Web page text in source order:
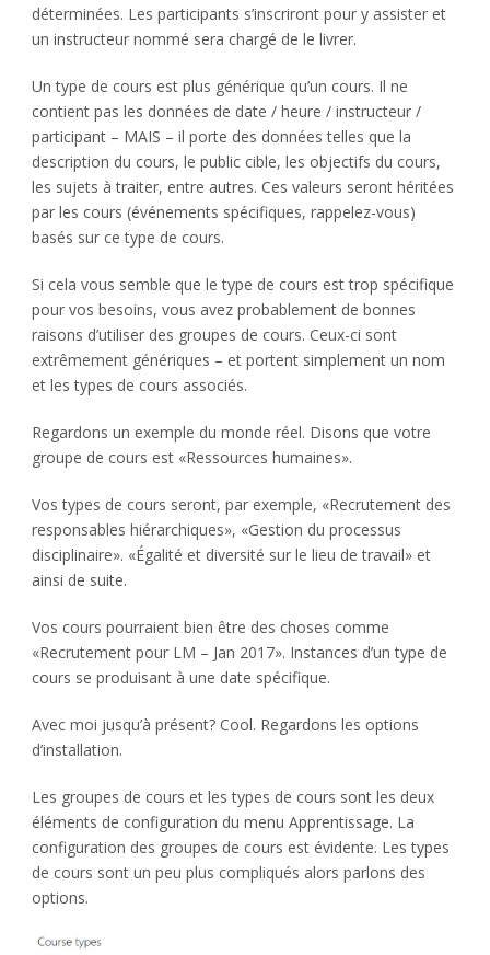
déterminées. Les participants s’inscriront pour y assister et
un instructeur nommé sera chargé de le livrer.
Un type de cours est plus générique qu’un cours. Il ne
contient pas les données de date / heure / instructeur /
participant – MAIS – il porte des données telles que la
description du cours, le public cible, les objectifs du cours,
les sujets à traiter, entre autres. Ces valeurs seront héritées
par les cours (événements spécifiques, rappelez-vous)
basés sur ce type de cours.
Si cela vous semble que le type de cours est trop spécifique
pour vos besoins, vous avez probablement de bonnes
raisons d’utiliser des groupes de cours. Ceux-ci sont
extrêmement génériques – et portent simplement un nom
et les types de cours associés.
Regardons un exemple du monde réel. Disons que votre
groupe de cours est «Ressources humaines».
Vos types de cours seront, par exemple, «Recrutement des
responsables hiérarchiques», «Gestion du processus
disciplinaire». «Égalité et diversité sur le lieu de travail» et
ainsi de suite.
Vos cours pourraient bien être des choses comme
«Recrutement pour LM – Jan 2017». Instances d’un type de
cours se produisant à une date spécifique.
Avec moi jusqu’à présent? Cool. Regardons les options
d’installation.
Les groupes de cours et les types de cours sont les deux
éléments de configuration du menu Apprentissage. La
configuration des groupes de cours est évidente. Les types
de cours sont un peu plus compliqués alors parlons des
options.